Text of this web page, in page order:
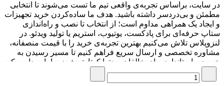
در سایت، براساس تجربه‌ی واقعی تیم ما تست می‌شوند تا انتخابی
مطمئن و بی‌دردسر داشته باشید. هدف ما ساده‌کردن خرید تجهیزات
و ایجاد یک همراهی مداوم است؛ از انتخاب تا نصب و راه‌اندازی
ستاپ حرفه‌ای برای پادکست، یوتیوب، استریم یا تولید ویدئو. در
لنزوپلاس تلاش می‌کنیم بهترین تجربه‌ی خرید را با قیمت منصفانه،
مشاوره تخصصی و ارسال سریع فراهم کنیم تا مسیر رسیدن به
خروجی استاندارد برای خالقان محتوا کوتاه‌تر شود. ما باور داریم که
کیفیت صدا و تصویر، پایه‌ی هر محتوای حرفه‌ای است و مأموریت ما
کمک به ساخت همین کیفیت است.